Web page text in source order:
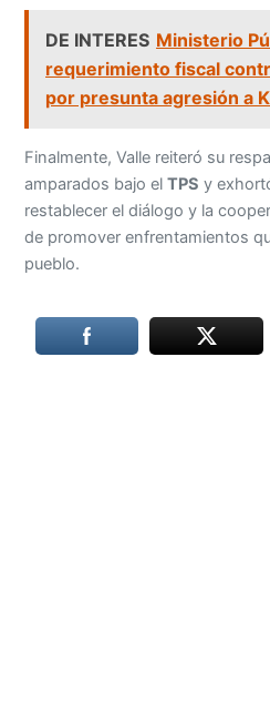
DE INTERES Ministerio
requerimiento fiscal
por presunta agresión a
Finalmente, Valle reiteró su
amparados bajo elTPS y
restablecer el diálogo y la
de promover enfrentamientos
pueblo.